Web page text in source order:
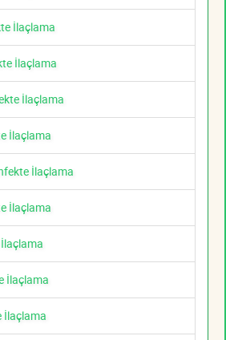
İlaçlama
İlaçlama
İlaçlama
İlaçlama
İlaçlama
İlaçlama
İlaçlama
İlaçlama